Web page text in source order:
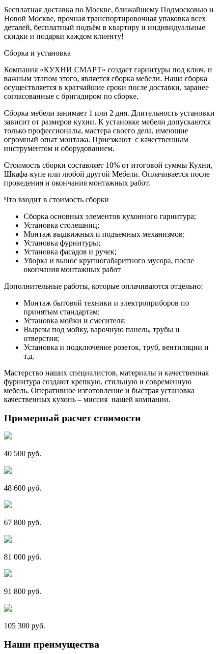
Бесплатная доставка по Москве, ближайшему Подмосковью и
Новой Москве, прочная транспортировочная упаковка всех
деталей, бесплатный подъём в квартиру и индивидуальные
скидки и подарки каждом клиенту!
Сборка и установка
Компания «КУХНИ СМАРТ» создает гарнитуры под ключ, и
важным этапом этого, является сборка мебели. Наша сборка
осуществляется в кратчайшие сроки после доставки, заранее
согласованные с бригадиром по сборке.
Сборка мебели занимает 1 или 2 дня. Длительность установки
зависит от размеров кухни. К установке мебели допускаются
только профессионалы, мастера своего дела, имеющие
огромный опыт монтажа. Приезжают с качественным
инструментом и оборудованием.
Стоимость сборки составляет 10% от итоговой суммы Кухни,
Шкафа-купе или любой другой Мебели. Оплачивается после
проведения и окончания монтажных работ.
Что входит в стоимость сборки
Сборка основных элементов кухонного гарнитура;
Установка столешниц;
Монтаж выдвижных и подъемных механизмов;
Установка фурнитуры;
Установка фасадов и ручек;
Уборка и вынос крупногабаритного мусора, после
окончания монтажных работ
Дополнительные работы, которые оплачиваются отдельно:
Монтаж бытовой техники и электроприборов по
принятым стандартам;
Установка мойки и смесителя;
Вырезы под мойку, варочную панель, трубы и
отверстия;
Установка и подключение розеток, труб, вентиляции и
т.д.
Мастерство наших специалистов, материалы и качественная
фурнитура создают крепкую, стильную и современную
мебель. Оперативное изготовление и быстрая установка
качественных кухонь – миссия нашей компании.
Примерный расчет стоимости
40 500 руб.
48 600 руб.
67 800 руб.
81 000 руб.
91 800 руб.
105 300 руб.
Наши преимущества